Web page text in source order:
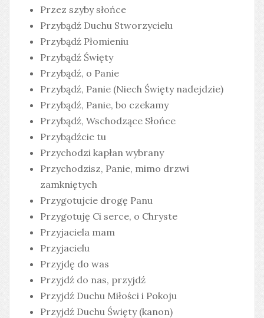
Przez szyby słońce
Przybądź Duchu Stworzycielu
Przybądź Płomieniu
Przybądź Święty
Przybądź, o Panie
Przybądź, Panie (Niech Święty nadejdzie)
Przybądź, Panie, bo czekamy
Przybądź, Wschodzące Słońce
Przybądźcie tu
Przychodzi kapłan wybrany
Przychodzisz, Panie, mimo drzwi
zamkniętych
Przygotujcie drogę Panu
Przygotuję Ci serce, o Chryste
Przyjaciela mam
Przyjacielu
Przyjdę do was
Przyjdź do nas, przyjdź
Przyjdź Duchu Miłości i Pokoju
Przyjdź Duchu Święty (kanon)